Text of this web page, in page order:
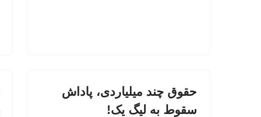
حقوق چند میلیاردی، پاداش
سقوط به لیگ یک!